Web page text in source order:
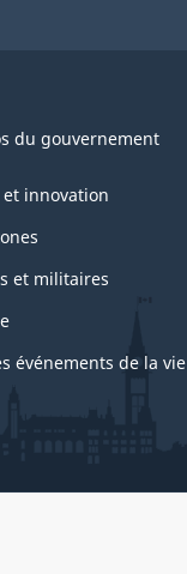
du gouvernement
et innovation
et militaires
événements de la vie